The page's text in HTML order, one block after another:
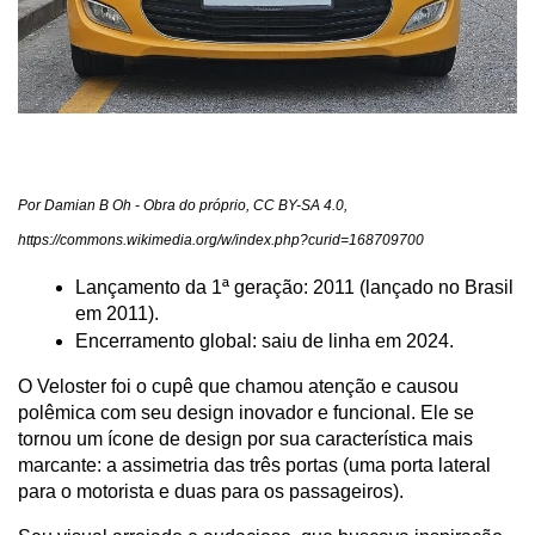
Por Damian B Oh - Obra do próprio, CC BY-SA 4.0,
https://commons.wikimedia.org/w/index.php?curid=168709700
Lançamento da 1ª geração: 2011 (lançado no Brasil
em 2011).
Encerramento global: saiu de linha em 2024.
O Veloster foi o cupê que chamou atenção e causou
polêmica com seu design inovador e funcional. Ele se
tornou um ícone de design por sua característica mais
marcante: a assimetria das três portas (uma porta lateral
para o motorista e duas para os passageiros).